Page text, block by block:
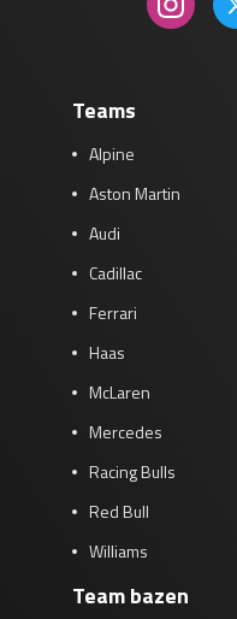
Teams
Alpine
Aston Martin
Audi
Cadillac
Ferrari
Haas
McLaren
Mercedes
Racing Bulls
Red Bull
Williams
Team bazen